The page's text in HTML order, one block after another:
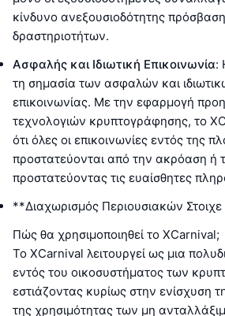
κίνδυνο ανεξουσιοδότητης
δραστηριοτήτων.
Ασφαλής και Ιδιωτική Επικοινωνία:
τη σημασία των ασφαλών και
επικοινωνίας. Με την εφαρμογή
τεχνολογιών κρυπτογράφησης, το
ότι όλες οι επικοινωνίες εντός της
προστατεύονται από την ακρόαση ή
προστατεύοντας τις ευαίσθητες
**Διαχωρισμός Περιουσιακών Στοιχε
Πώς θα χρησιμοποιηθεί το XCarnival;
Το XCarnival λειτουργεί ως μια
εντός του οικοσυστήματος των
εστιάζοντας κυρίως στην ενίσχυση
της χρησιμότητας των μη